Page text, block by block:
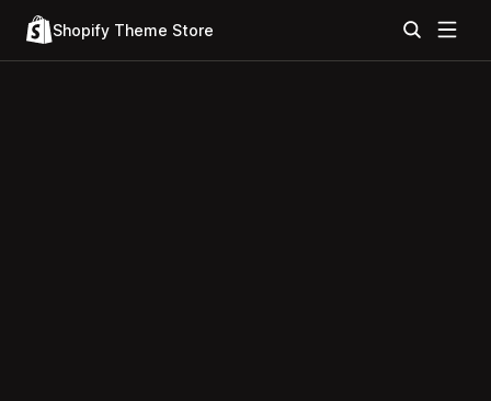
Shopify Theme Store